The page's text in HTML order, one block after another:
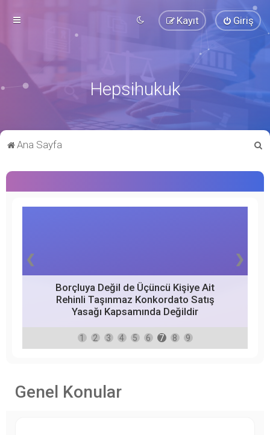
Giriş
Kayıt
Hepsihukuk
Ana Sayfa
a
Borçluya Değil de Üçüncü Kişiye Ait
Rehinli Taşınmaz Konkordato Satış
Yasağı Kapsamında Değildir
❮ ❯
1 2 3 4 5 6 7 8 9
Genel Konular